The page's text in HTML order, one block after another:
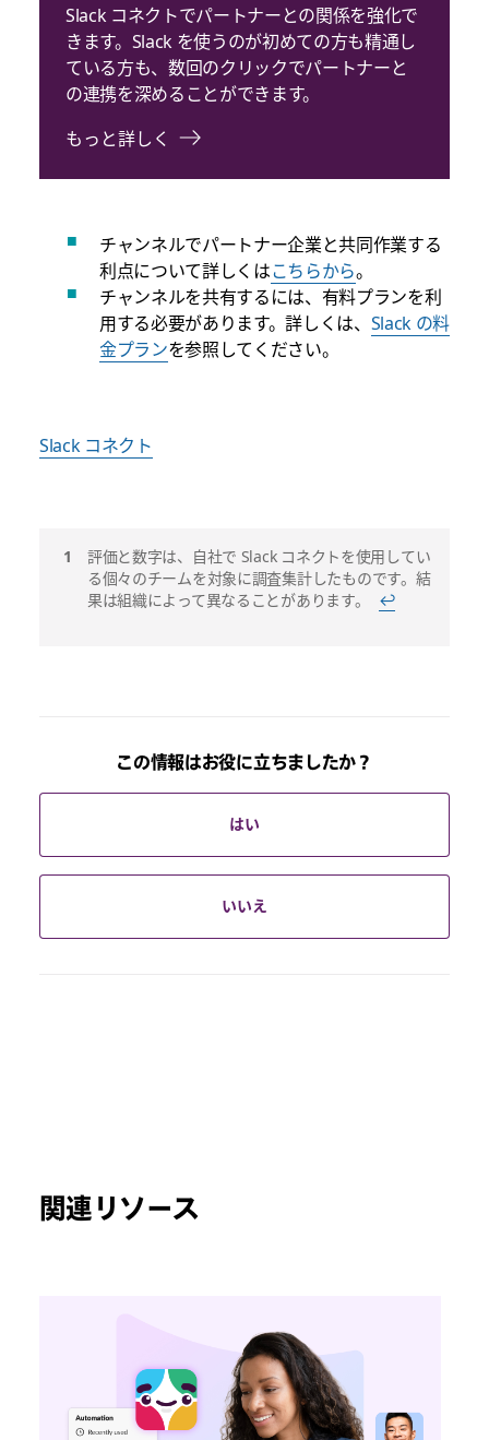
Slack コネクトでパートナーとの関係を強化で
きます。Slack を使うのが初めての方も精通し
ている方も、数回のクリックでパートナーと
の連携を深めることができます。
もっと詳しく
チャンネルでパートナー企業と共同作業する
利点について詳しくはこちらから。
チャンネルを共有するには、有料プランを利
用する必要があります。詳しくは、 Slack の料
金プランを参照してください。
Slack コネクト
脚
評価と数字は、自社で Slack コネクトを使用してい
る個々のチームを対象に調査集計したものです。結
果は組織によって異なることがあります。
↩
この情報はお役に立ちましたか？
はい
いいえ
関連リソース